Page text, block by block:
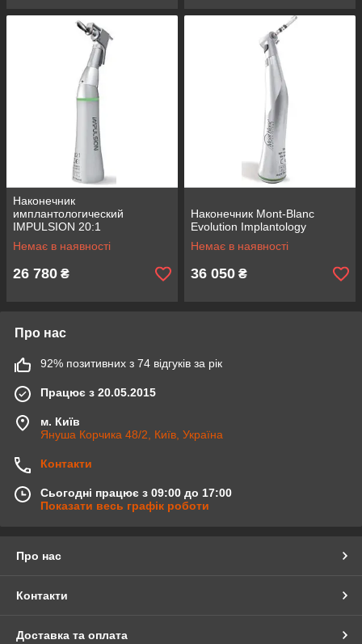
Наконечник
имплантологический
IMPULSION 20:1
Немає в наявності
26 780 ₴
Наконечник Mont-Blanc
Evolution Implantology
Немає в наявності
36 050 ₴
Про нас
92% позитивних з 74 відгуків за рік
Працює з 20.05.2015
м. Київ
Януша Корчика 48/2, Київ, Україна
Контакти
Сьогодні працює з 09:00 до 17:00
Показати весь графік роботи
Про нас
Контакти
Доставка та оплата